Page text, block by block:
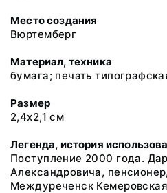
Место создания
Вюртемберг
Материал, техника
бумага; печать
Размер
2,4х2,1 см
Легенда, история
Поступление 2000 года.
Александровича,
Междуреченск